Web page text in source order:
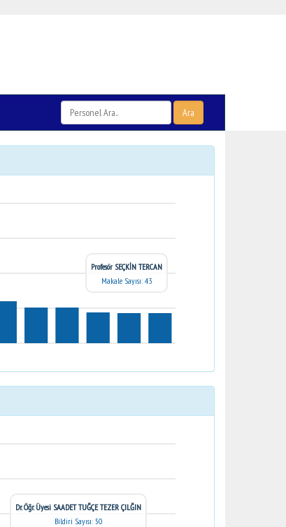
Ara
Profesör SEÇKİN TERCAN
Makale Sayısı: 43
Dr. Öğr. Üyesi SAADET TUĞÇE TEZER ÇILĞIN
Bildiri Sayısı: 50